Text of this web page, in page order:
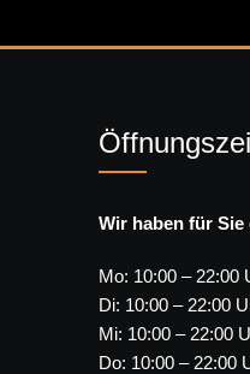
Wir haben für Sie
Mo: 10:00 – 22:00
Di: 10:00 – 22:00
Mi: 10:00 – 22:00
Do: 10:00 – 22:00